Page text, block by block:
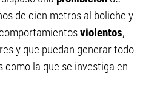
de cien metros al boliche y
violentos,
y que puedan generar todo
la que se investiga en